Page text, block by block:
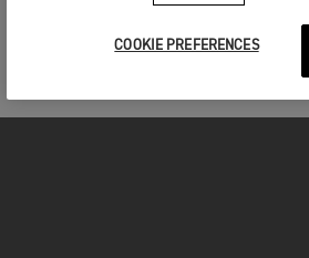
COOKIE PREFERENCES